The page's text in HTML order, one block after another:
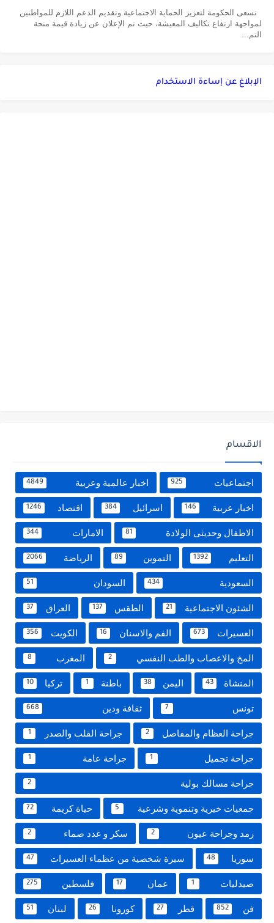
تسعى الحكومة لتعزيز الحماية الاجتماعية وتقديم الدعم اللازم للمواطنين
لمواجهة ارتفاع تكاليف المعيشة، حيث تم الإعلان عن زيادة قيمة منحة
التم...
الإبلاغ عن إساءة الاستخدام
الاقسام
اجتماعيات 925 اخبار عالمية وعربية 4849
اخبار عربية 146 اسرائيل 384 اقتصاد 1246
الاطفال وحديثى الولادة 81 الامارات 344
التعليم 1392 التموين 89 الرياضة 2066
السعودية 434 السودان 51
الشئون الاجتماعية 21 الطقس 137 العراق 37
العسيرات 673 الفم والاسنان 16 الكويت 356
المخ والاعصاب والطب النفسي 2 المغرب 8
المنشاة 43 اليمن 38 باطنة 1 تركيا 10
تونس 7 ثقافة ودين 668
جراحة العظام والمفاصل 2 جراحة القلب والصدر 1
جراحة تجميل 1 جراحة عامة 1
جراحة مسالك بولية 2
جمعيات خيرية وتنموية وشرعية 5 حياة كريمة 72
رمد وجراحة عيون 2 سكر و غدد صماء 2
سوريا 48 سيرة شخصية من عظماء العسيرات 47
صيدليات 1 عمان 17 فلسطين 275
فن 852 قطر 27 كورونا 26 لبنان 51